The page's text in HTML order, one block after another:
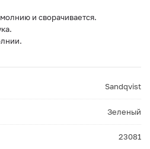
и сворачивается.
Sandqvist
Зеленый
23081